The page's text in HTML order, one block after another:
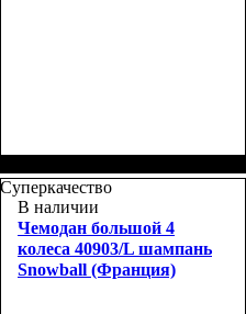
55х38х24+5
Суперкачество
В наличии
Чемодан большой 4
колеса 40903/L шампань
Snowball (Франция)